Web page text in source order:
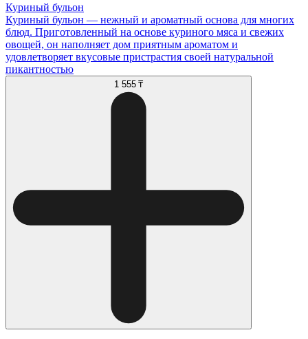
Куриный бульон
Куриный бульон — нежный и ароматный основа для многих
блюд. Приготовленный на основе куриного мяса и свежих
овощей, он наполняет дом приятным ароматом и
удовлетворяет вкусовые пристрастия своей натуральной
пикантностью
1 555 ₸